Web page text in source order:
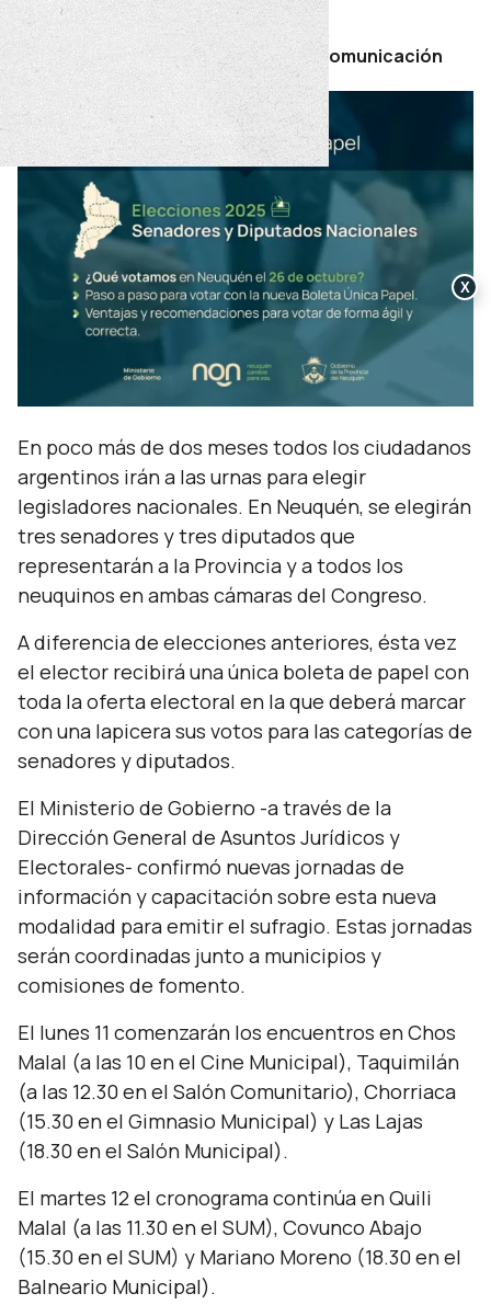
domingo 10 de agosto de 2025
Por Secretaría de Prensa y Comunicación
En poco más de dos meses todos los ciudadanos
argentinos irán a las urnas para elegir
legisladores nacionales. En Neuquén, se elegirán
tres senadores y tres diputados que
representarán a la Provincia y a todos los
neuquinos en ambas cámaras del Congreso.
A diferencia de elecciones anteriores, ésta vez
el elector recibirá una única boleta de papel con
toda la oferta electoral en la que deberá marcar
con una lapicera sus votos para las categorías de
senadores y diputados.
El Ministerio de Gobierno -a través de la
Dirección General de Asuntos Jurídicos y
Electorales- confirmó nuevas jornadas de
información y capacitación sobre esta nueva
modalidad para emitir el sufragio. Estas jornadas
serán coordinadas junto a municipios y
comisiones de fomento.
El lunes 11 comenzarán los encuentros en Chos
Malal (a las 10 en el Cine Municipal), Taquimilán
(a las 12.30 en el Salón Comunitario), Chorriaca
(15.30 en el Gimnasio Municipal) y Las Lajas
(18.30 en el Salón Municipal).
El martes 12 el cronograma continúa en Quili
Malal (a las 11.30 en el SUM), Covunco Abajo
(15.30 en el SUM) y Mariano Moreno (18.30 en el
Balneario Municipal).
X